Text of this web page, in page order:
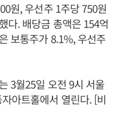
원, 우선주 1주당 750원
다. 배당금 총액은 154억
보통주가 8.1%, 우선주
3월25일 오전 9시 서울
아트홀에서 열린다. [비